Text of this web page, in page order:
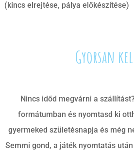
(kincs elrejtése, pálya előkészítése)
Gyorsan
Nincs időd megvárni a
formátumban és nyomtasd ki
gyermeked születésnapja és még
Semmi gond, a játék nyomtatás